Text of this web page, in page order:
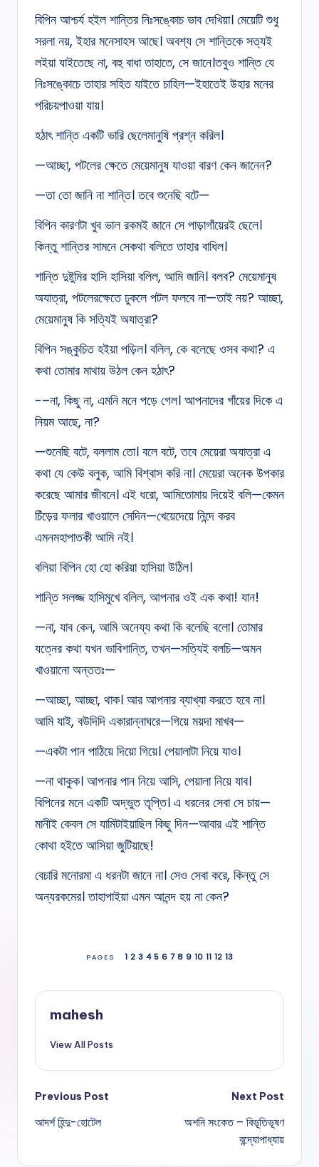
বিপিন আশ্চর্য হইল শান্তির নিঃসঙ্কোচ ভাব দেখিয়া। মেয়েটি শুধু
সরলা নয়, ইহার মনেসাহস আছে। অবশ্য সে শান্তিকে সত্যই
লইয়া যাইতেছে না, বহু বাধা তাহাতে, সে জানে।তবুও শান্তি যে
নিঃসঙ্কোচে তাহার সহিত যাইতে চাহিল—ইহাতেই উহার মনের
পরিচয়পাওয়া যায়।
হঠাৎ শান্তি একটি ভারি ছেলেমানুষি প্রশ্ন করিল।
—আচ্ছা, পটলের ক্ষেতে মেয়েমানুষ যাওয়া বারণ কেন জানেন?
—তা তো জানি না শান্তি। তবে শুনেছি বটে—
বিপিন কারণটা খুব ভাল রকমই জানে সে পাড়াগাঁয়েরই ছেলে।
কিন্তু শান্তির সামনে সেকথা বলিতে তাহার বাধিল।
শান্তি দুষ্টুমির হাসি হাসিয়া বলিল, আমি জানি। বলব? মেয়েমানুষ
অযাত্রা, পটলেরক্ষেতে ঢুকলে পটল ফলবে না—তাই নয়? আচ্ছা,
মেয়েমানুষ কি সত্যিই অযাত্রা?
বিপিন সঙ্কুচিত হইয়া পড়িল। বলিল, কে বলেছে ওসব কথা? এ
কথা তোমার মাথায় উঠল কেন হঠাৎ?
-–না, কিছু না, এমনি মনে পড়ে গেল। আপনাদের গাঁয়ের দিকে এ
নিয়ম আছে, না?
—শুনেছি বটে, বললাম তো। বলে বটে, তবে মেয়েরা অযাত্রা এ
কথা যে কেউ বলুক, আমি বিশ্বাস করি না। মেয়েরা অনেক উপকার
করেছে আমার জীবনে। এই ধরো, আমিতোমায় দিয়েই বলি—কেমন
চিঁড়ের ফলার খাওয়ালে সেদিন—খেয়েদেয়ে নিন্দে করব
এমনমহাপাতকী আমি নই।
বলিয়া বিপিন হো হো করিয়া হাসিয়া উঠিল।
শান্তি সলজ্জ হাসিমুখে বলিল, আপনার ওই এক কথা! যান!
—না, যাব কেন, আমি অনেয্য কথা কি বলেছি বলো। তোমার
যত্নের কথা যখন ভাবিশান্তি, তখন—সত্যিই বলচি—অমন
খাওয়ানো অন্ততঃ—
—আচ্ছা, আচ্ছা, থাক। আর আপনার ব্যাখ্যা করতে হবে না।
আমি যাই, বউদিদি একারান্নাঘরে—গিয়ে ময়দা মাখব—
—একটা পান পাঠিয়ে দিয়ো গিয়ে। পেয়ালাটা নিয়ে যাও।
—না থাকুক। আপনার পান নিয়ে আসি, পেয়ালা নিয়ে যাব।
বিপিনের মনে একটি অদ্ভুত তৃপ্তি। এ ধরনের সেবা সে চায়—
মানীই কেবল সে যামিটাইয়াছিল কিছু দিন—আবার এই শান্তি
কোথা হইতে আসিয়া জুটিয়াছে!
বেচারি মনোরমা এ ধরনটা জানে না। সেও সেবা করে, কিন্তু সে
অন্যরকমের। তাহাপাইয়া এমন আনন্দ হয় না কেন?
PAGES 1 2 3 4 5 6 7 8 9 10 11 12 13
mahesh
View All Posts
Post
navigation
Previous Post
আদর্শ হিন্দু-হোটেল
Next Post
অশনি সংকেত – বিভূতিভূষণ
বন্দ্যোপাধ্যায়